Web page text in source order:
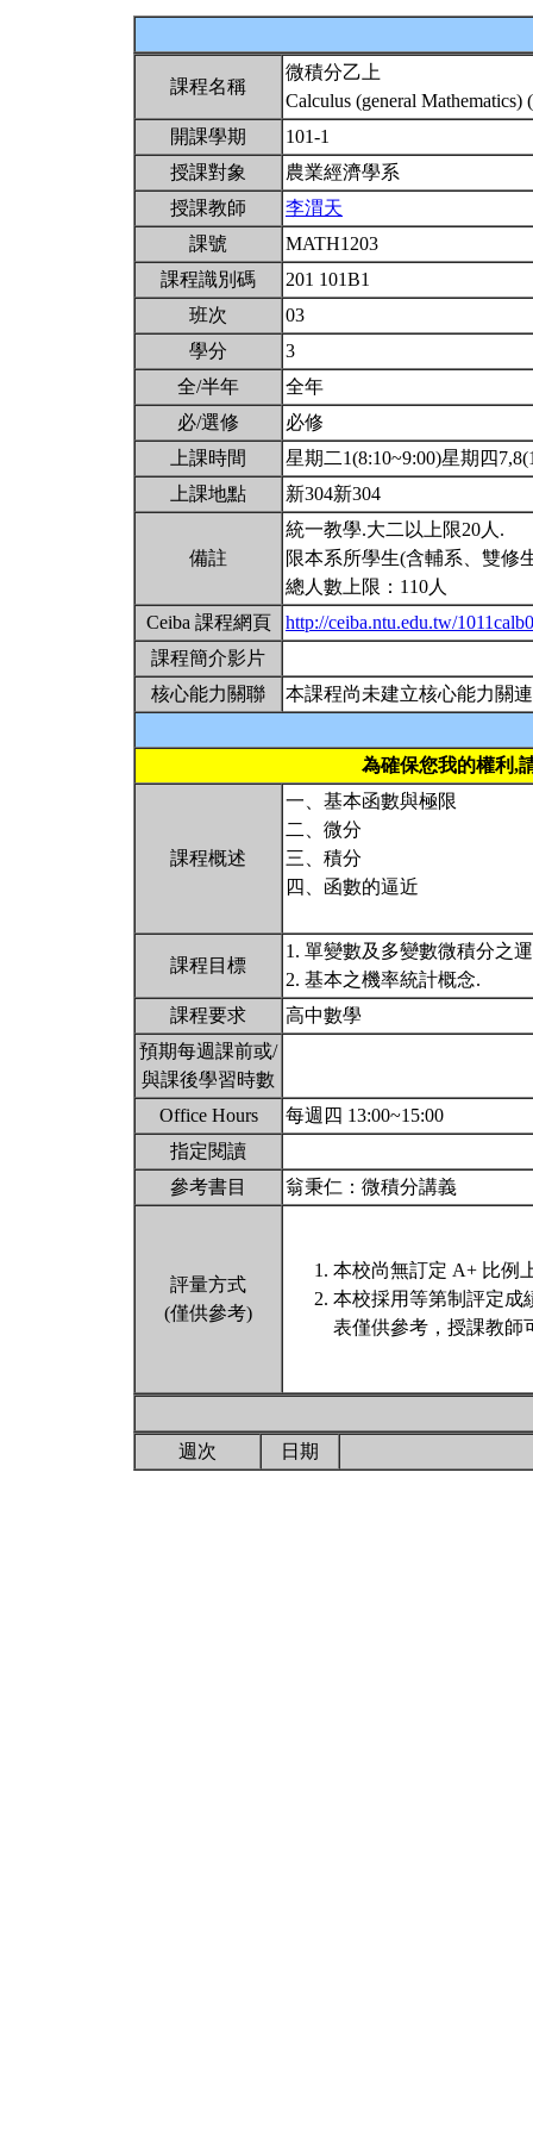
課程名稱
微積分乙上
Calculus (general Mathematics)
開課學期
101-1
授課對象
農業經濟學系
授課教師
李渭天
課號
MATH1203
課程識別碼
201 101B1
班次
03
學分
3
全/半年
全年
必/選修
必修
上課時間
星期二1(8:10~9:00)星期四
上課地點
新304新304
備註
統一教學.大二以上限20人.
限本系所學生(含輔系、雙修
總人數上限：110人
Ceiba 課程網頁
http://ceiba.ntu.edu.tw/
課程簡介影片
核心能力關聯
本課程尚未建立核心能力關連
為確保您我的權利,
課程概述
一、基本函數與極限
二、微分
三、積分
四、函數的逼近
課程目標
1. 單變數及多變數微積分之
2. 基本之機率統計概念.
課程要求
高中數學
預期每週課前或/
與課後學習時數
Office Hours
每週四 13:00~15:00
指定閱讀
參考書目
翁秉仁：微積分講義
評量方式
(僅供參考)
本校尚無訂定 A+ 比例
本校採用等第制評定成
表僅供參考，授課教師
週次 日期